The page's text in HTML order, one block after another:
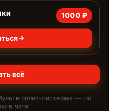
1000 ₽
всё
сплит-системы» — по
в чате